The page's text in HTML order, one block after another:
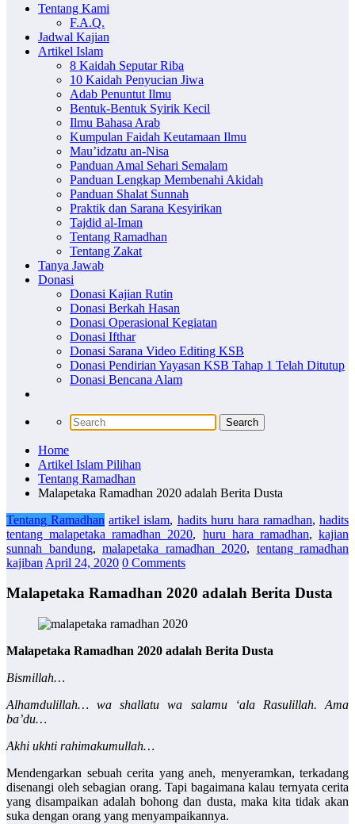
Tentang Kami
F.A.Q.
Jadwal Kajian
Artikel Islam
8 Kaidah Seputar Riba
10 Kaidah Penyucian Jiwa
Adab Penuntut Ilmu
Bentuk-Bentuk Syirik Kecil
Ilmu Bahasa Arab
Kumpulan Faidah Keutamaan Ilmu
Mau’idzatu an-Nisa
Panduan Amal Sehari Semalam
Panduan Lengkap Membenahi Akidah
Panduan Shalat Sunnah
Praktik dan Sarana Kesyirikan
Tajdid al-Iman
Tentang Ramadhan
Tentang Zakat
Tanya Jawab
Donasi
Donasi Kajian Rutin
Donasi Berkah Hasan
Donasi Operasional Kegiatan
Donasi Ifthar
Donasi Sarana Video Editing KSB
Donasi Pendirian Yayasan KSB Tahap 1 Telah Ditutup
Donasi Bencana Alam
Home
Artikel Islam Pilihan
Tentang Ramadhan
Malapetaka Ramadhan 2020 adalah Berita Dusta
Tentang Ramadhan artikel islam, hadits huru hara ramadhan, hadits
tentang malapetaka ramadhan 2020, huru hara ramadhan,kajian
sunnah bandung, malapetaka ramadhan 2020, tentang ramadhan
kajiban April 24, 2020 0 Comments
Malapetaka Ramadhan 2020 adalah Berita Dusta
Malapetaka Ramadhan 2020 adalah Berita Dusta
Bismillah…
Alhamdulillah… wa shallatu wa salamu ‘ala Rasulillah. Ama
ba’du…
Akhi ukhti rahimakumullah…
Mendengarkan sebuah cerita yang aneh, menyeramkan, terkadang
disenangi oleh sebagian orang. Tapi bagaimana kalau ternyata cerita
yang disampaikan adalah bohong dan dusta, maka kita tidak akan
suka dengan orang yang menyampaikannya.